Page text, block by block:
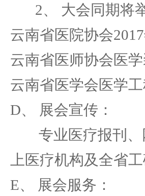
2、 大会同期将举
云南省医院协会
云南省医师协会医
云南省医学会医学
D、 展会宣传：
专业医疗报刊、
上医疗机构及全省
E、 展会服务：